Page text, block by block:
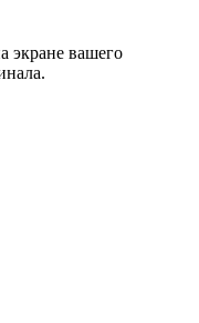
экране вашего